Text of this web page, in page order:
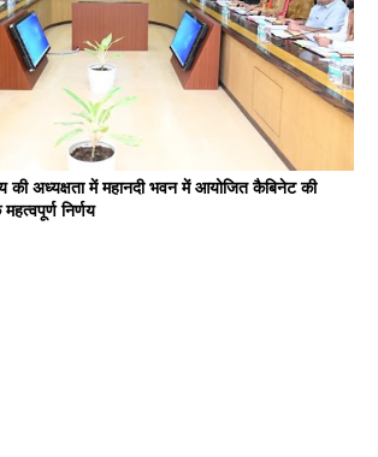
की अध्यक्षता में महानदी भवन में आयोजित कैबिनेट की
निर्णय